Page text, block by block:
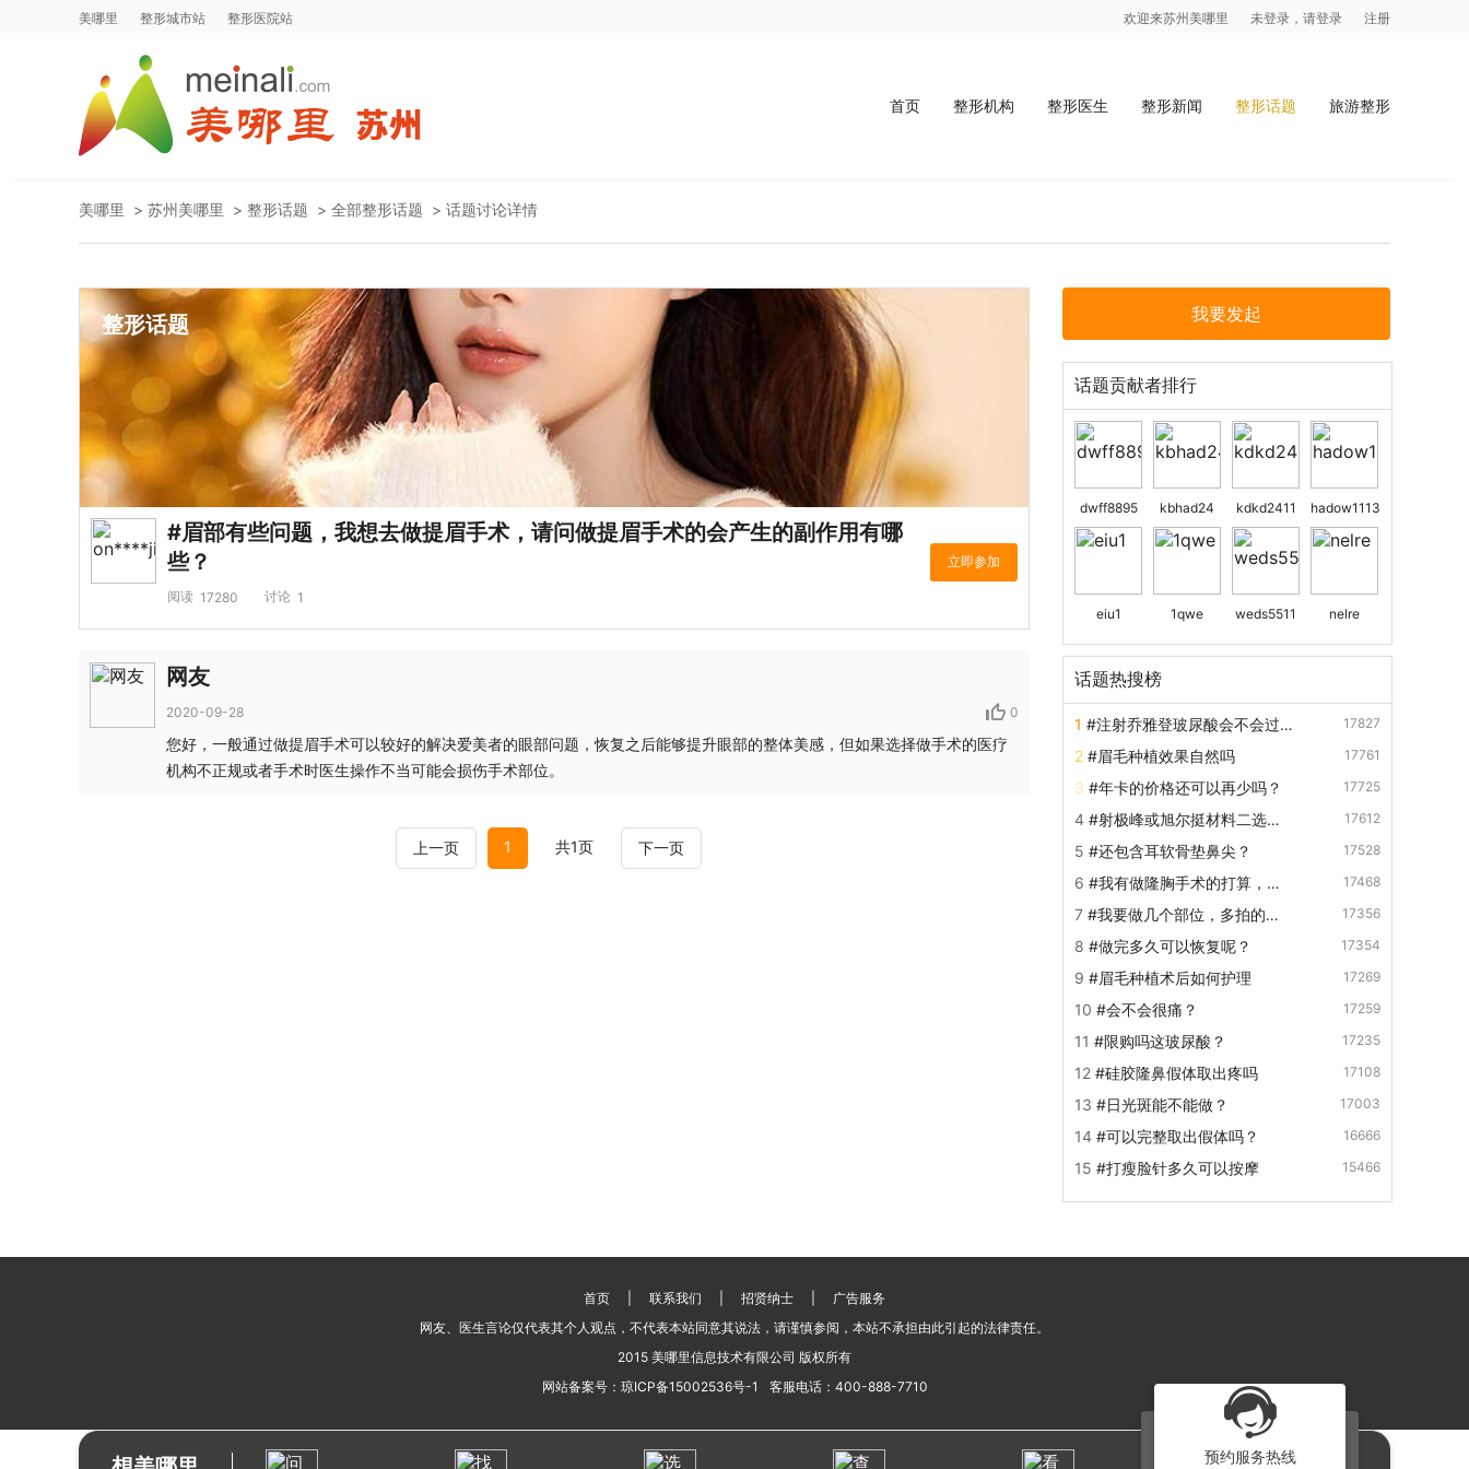
美哪里 整形城市站 整形医院站 欢迎来苏州美哪里 未登录，请登录 注册
首页 整形机构 整形医生 整形新闻 整形话题 旅游整形
美哪里 > 苏州美哪里 > 整形话题 > 全部整形话题 > 话题讨论详情
整形话题
#眉部有些问题，我想去做提眉手术，请问做提眉手术的会产生的副作用有哪
些？
阅读 17280 讨论 1
网友
2020-09-28 0
您好，一般通过做提眉手术可以较好的解决爱美者的眼部问题，恢复之后能够提升眼部的整体美感，但如果选择做手术的医疗
机构不正规或者手术时医生操作不当可能会损伤手术部位。
上一页 1 共1页 下一页
我要发起
话题贡献者排行
dwff8895 kbhad24 kdkd2411 hadow1113
eiu1 1qwe weds5511 nelre
话题热搜榜
1 #注射乔雅登玻尿酸会不会过
17827
2 #眉毛种植效果自然吗 17761
3 #年卡的价格还可以再少吗？ 17725
4 #射极峰或旭尔挺材料二选一
17612
5 #还包含耳软骨垫鼻尖？ 17528
6 #我有做隆胸手术的打算，但
是又怕做隆胸以后僵硬不自然，
请问假体隆胸手感会很硬吗？
17468
7 #我要做几个部位，多拍的话
有优惠吗？
17356
8 #做完多久可以恢复呢？ 17354
9 #眉毛种植术后如何护理 17269
10 #会不会很痛？ 17259
11 #限购吗这玻尿酸？ 17235
12 #硅胶隆鼻假体取出疼吗 17108
13 #日光斑能不能做？ 17003
14 #可以完整取出假体吗？ 16666
15 #打瘦脸针多久可以按摩 15466
首页 联系我们 招贤纳士
广告服务
网友、医生言论仅代表其个人观点，不代表本站同意其说法，请谨慎参阅，本站不承担由此引起的法律责任。
2015 美哪里信息技术有限公司 版权所有
网站备案号： 琼ICP备15002536号-1 客服电话： 400-888-7710
预约服务热线